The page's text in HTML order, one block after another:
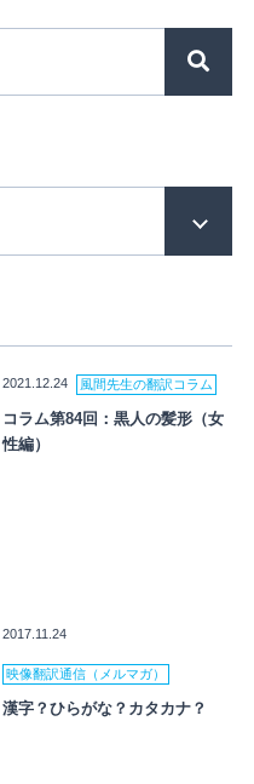
2021.12.24 風間先生の翻訳コラム
コラム第84回：黒人の髪形（女
性編）
2017.11.24
映像翻訳通信（メルマガ）
漢字？ひらがな？カタカナ？